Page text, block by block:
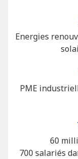
Energies
PME
60
700 salariés